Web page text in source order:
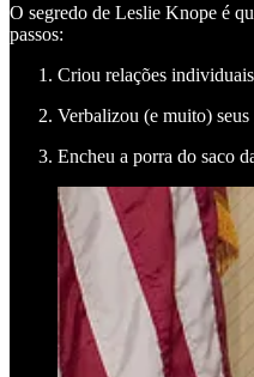
O segredo de Leslie Knope é
passos:
Criou relações
Verbalizou (e muito) seus
Encheu a porra do saco